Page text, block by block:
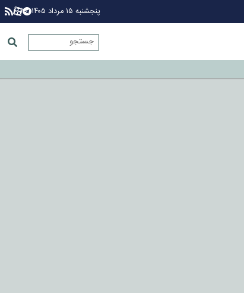
پنجشنبه ۱۵ مرداد ۱۴۰۵